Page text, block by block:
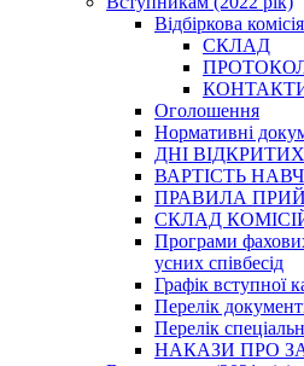
Відбіркова
СКЛАД
Оголошення
Нормативні
ДНІ
ВАРТІСТЬ
ПРАВИЛА
СКЛАД КОМІСІЙ
Програми
усних співбесід
Графік вступної
Перелік
Перелік
НАКАЗИ ПРО